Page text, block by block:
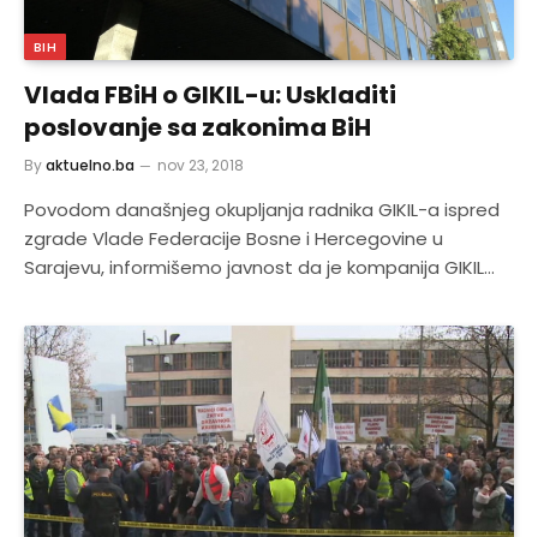
BIH
Vlada FBiH o GIKIL-u: Uskladiti
poslovanje sa zakonima BiH
Byaktuelno.ba nov 23, 2018
Povodom današnjeg okupljanja radnika GIKIL-a ispred
zgrade Vlade Federacije Bosne i Hercegovine u
Sarajevu, informišemo javnost da je kompanija GIKIL…